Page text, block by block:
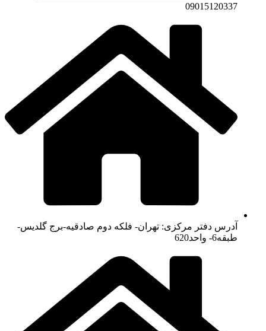
09015120337
آدرس دفتر مرکزی: تهران- فلکه دوم صادقیه-برج گلدیس-
طبقه6- واحد620